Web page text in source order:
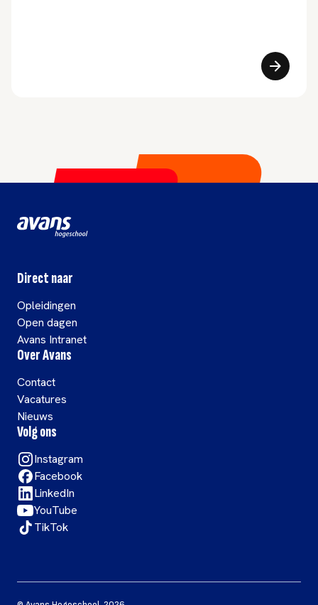
Direct naar
Opleidingen
Open dagen
Avans Intranet
Over Avans
Contact
Vacatures
Nieuws
Volg ons
Instagram
Facebook
LinkedIn
YouTube
TikTok